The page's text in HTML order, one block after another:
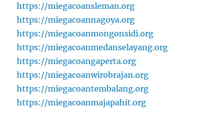
https://miegacoansleman.org
https://miegacoannagoya.org
https://miegacoanmongonsidi.org
https://miegacoanmedanselayang.org
https://miegacoangaperta.org
https://miegacoanwirobrajan.org
https://miegacoantembalang.org
https://miegacoanmajapahit.org